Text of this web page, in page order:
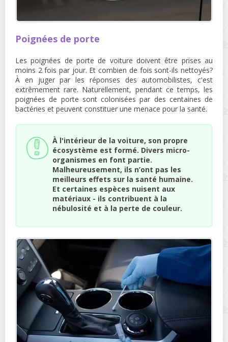
Poignées de porte
Les poignées de porte de voiture doivent être prises au
moins 2 fois par jour. Et combien de fois sont-ils nettoyés?
À en juger par les réponses des automobilistes, c'est
extrêmement rare. Naturellement, pendant ce temps, les
poignées de porte sont colonisées par des centaines de
bactéries et peuvent constituer une menace pour la santé.
À l'intérieur de la voiture, son propre
écosystème est formé. Divers micro-
organismes en font partie.
Malheureusement, ils n’ont pas les
meilleurs effets sur la santé humaine.
Et certaines espèces nuisent aux
matériaux - ils contribuent à la
nébulosité et à la perte de couleur.